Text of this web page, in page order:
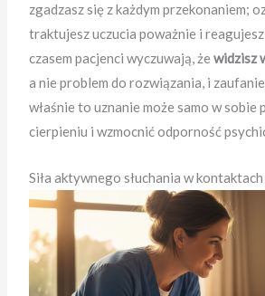
zgadzasz się z każdym przekonaniem;
traktujesz uczucia poważnie i reagujesz
czasem pacjenci wyczuwają, żewidzisz
a nie problem do rozwiązania, i
właśnie to uznanie może samo w sobie
cierpieniu i wzmocnić odporność
Siła aktywnego słuchania w